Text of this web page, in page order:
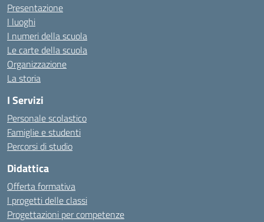
Presentazione
I luoghi
I numeri della scuola
Le carte della scuola
Organizzazione
La storia
I Servizi
Personale scolastico
Famiglie e studenti
Percorsi di studio
Didattica
Offerta formativa
I progetti delle classi
Progettazioni per competenze